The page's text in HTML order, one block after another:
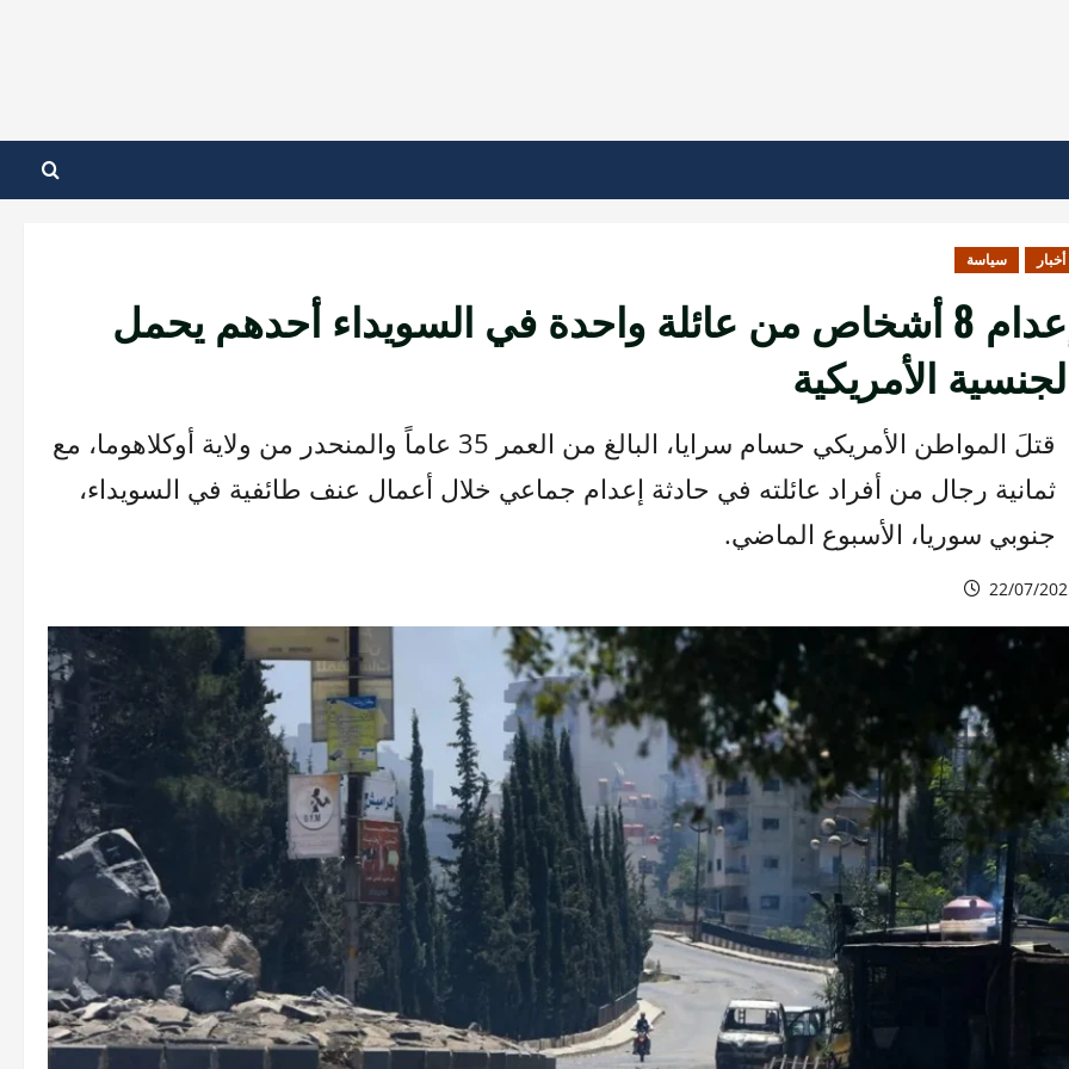
أخبار سياسة
إعدام 8 أشخاص من عائلة واحدة في السويداء أحدهم يحمل
الأمريكية
قتلَ المواطن الأمريكي حسام سرايا، البالغ من العمر 35 عاماً والمنحدر من ولاية أوكلاهوما، مع
ثمانية رجال من أفراد عائلته في حادثة إعدام جماعي خلال أعمال عنف طائفية في السويداء،
جنوبي سوريا، الأسبوع الماضي.
22/07/